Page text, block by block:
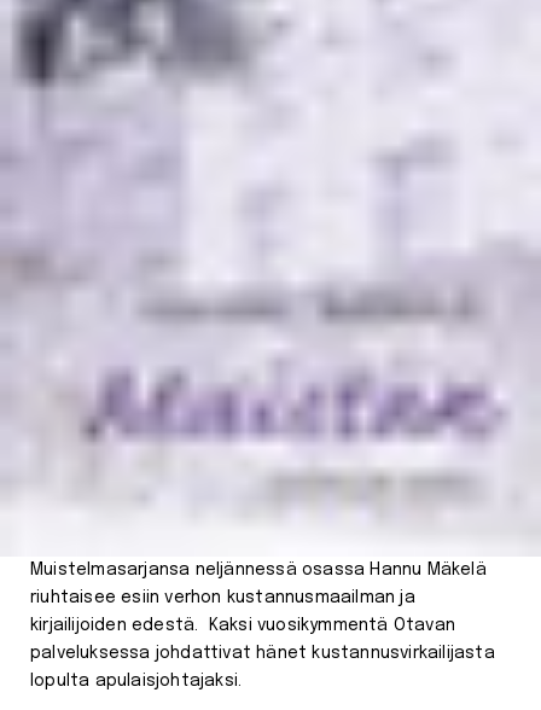
Muistelmasarjansa neljännessä osassa Hannu Mäkelä
riuhtaisee esiin verhon kustannusmaailman ja
kirjailijoiden edestä. Kaksi vuosikymmentä Otavan
palveluksessa johdattivat hänet kustannusvirkailijasta
lopulta apulaisjohtajaksi.